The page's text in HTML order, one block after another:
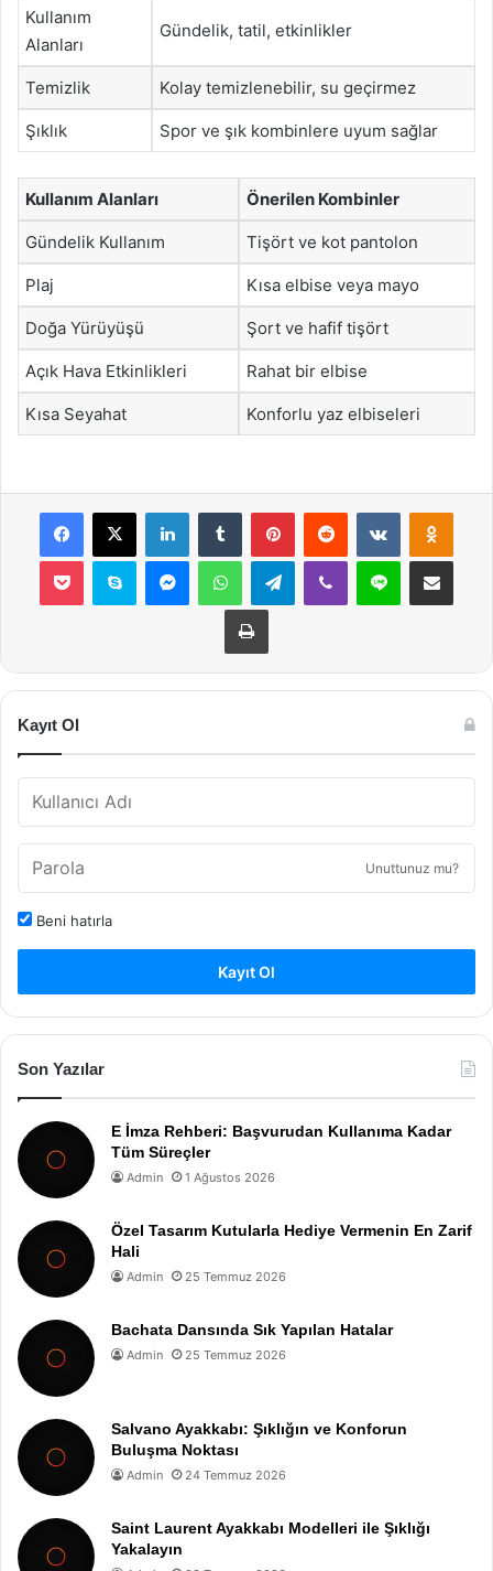
Kullanım
Alanları
Gündelik, tatil, etkinlikler
Temizlik Kolay temizlenebilir, su geçirmez
Şıklık Spor ve şık kombinlere uyum sağlar
Kullanım Alanları Önerilen Kombinler
Gündelik Kullanım Tişört ve kot pantolon
Plaj Kısa elbise veya mayo
Doğa Yürüyüşü Şort ve hafif tişört
Açık Hava Etkinlikleri Rahat bir elbise
Kısa Seyahat Konforlu yaz elbiseleri
Facebook
X LinkedInTumblr PinterestReddit VKontakte
Pocket Skype MessengerWhatsAppTelegramViber Line E-Posta ile
Yazdır
Kayıt Ol
Unuttunuz mu?
Beni hatırla
Kayıt Ol
Son Yazılar
E İmza Rehberi: Başvurudan Kullanıma Kadar
Tüm Süreçler
Admin 1 Ağustos 2026
Özel Tasarım Kutularla Hediye Vermenin En Zarif
Hali
Admin 25 Temmuz 2026
Bachata Dansında Sık Yapılan Hatalar
Admin 25 Temmuz 2026
Salvano Ayakkabı: Şıklığın ve Konforun
Buluşma Noktası
Admin 24 Temmuz 2026
Saint Laurent Ayakkabı Modelleri ile Şıklığı
Yakalayın